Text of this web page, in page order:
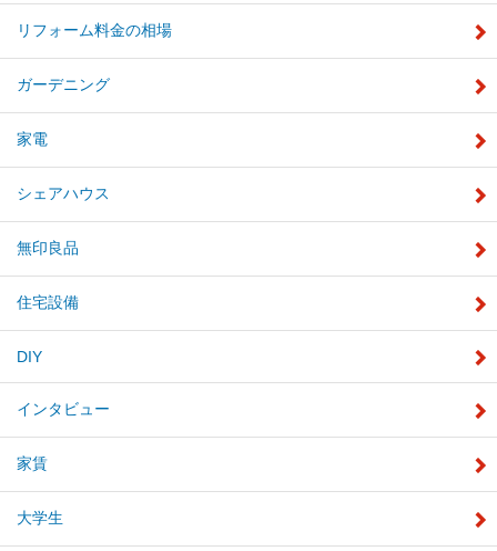
リフォーム料金の相場
ガーデニング
家電
シェアハウス
無印良品
住宅設備
DIY
インタビュー
家賃
大学生